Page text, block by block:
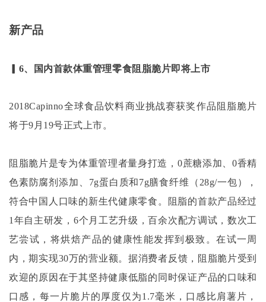
新产品
▎6、国内首款体重管理零食阻脂脆片即将上市
2018Capinno全球食品饮料商业挑战赛获奖作品阻脂脆片
将于9月19号正式上市。
阻脂脆片是专为体重管理者量身打造， 0蔗糖添加、0香精
色素防腐剂添加、7g蛋白质和7g膳食纤维（28g/一包），
符合中国人口味的新生代健康零食。阻脂的首款产品经过
1年自主研发，6个月工艺升级，百余次配方调试，数次工
艺尝试，将烘焙产品的健康性能发挥到极致。在试一周
内，期实现30万的营业额。据消费者反馈，阻脂脆片受到
欢迎的原因在于其坚持健康低脂的同时保证产品的口味和
口感，每一片脆片的厚度仅为1.7毫米，口感比肩薯片，